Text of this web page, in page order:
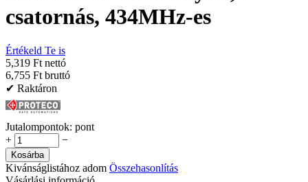
csatornás, 434MHz-es
Értékeld Te is
5,319 Ft nettó
6,755 Ft bruttó
✔ Raktáron
Jutalompontok: pont
+
−
Kosárba
Kivánságlistához adom Összehasonlítás